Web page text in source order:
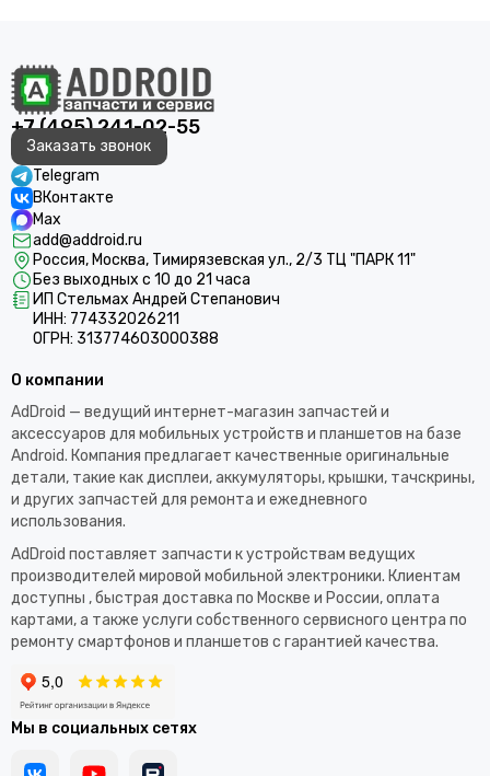
+7 (495) 241-02-55
Заказать звонок
Telegram
ВКонтакте
Max
add@addroid.ru
Россия, Москва, Тимирязевская ул., 2/3 ТЦ "ПАРК 11"
Без выходных с 10 до 21 часа
ИП Стельмах Андрей Степанович
ИНН: 774332026211
ОГРН: 313774603000388
О компании
AdDroid — ведущий интернет-магазин запчастей и
аксессуаров для мобильных устройств и планшетов на базе
Android. Компания предлагает качественные оригинальные
детали, такие как дисплеи, аккумуляторы, крышки, тачскрины,
и других запчастей для ремонта и ежедневного
использования.​
AdDroid поставляет запчасти к устройствам ведущих
производителей мировой мобильной электроники. Клиентам
доступны , быстрая доставка по Москве и России, оплата
картами, а также услуги собственного сервисного центра по
ремонту смартфонов и планшетов с гарантией качества.
Мы в социальных сетях